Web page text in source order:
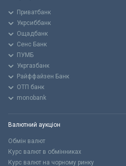
Приватбанк
Укрсиббанк
Ощадбанк
Сенс Банк
ПУМБ
Укргазбанк
Райффайзен Банк
ОТП банк
monobank
Валютний аукціон
Обмін валют
Курс валют в обмінниках
Курс валют на чорному ринку